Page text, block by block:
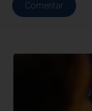
Comentar